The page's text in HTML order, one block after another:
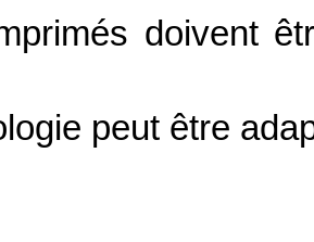
doivent
peut être